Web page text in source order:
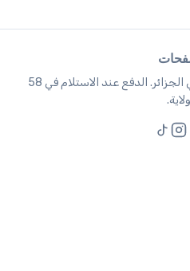
وجهتك للتسوق عبر الإنترنت في الجزائر. الدفع عند الاستلام في 58
ولاية.